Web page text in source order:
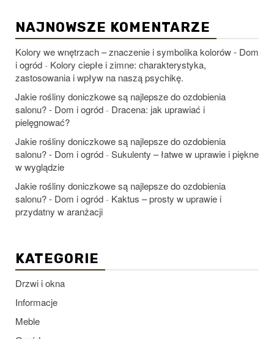
NAJNOWSZE KOMENTARZE
Kolory we wnętrzach – znaczenie i symbolika kolorów - Dom
i ogród - Kolory ciepłe i zimne: charakterystyka,
zastosowania i wpływ na naszą psychikę.
Jakie rośliny doniczkowe są najlepsze do ozdobienia
salonu? - Dom i ogród - Dracena: jak uprawiać i
pielęgnować?
Jakie rośliny doniczkowe są najlepsze do ozdobienia
salonu? - Dom i ogród - Sukulenty – łatwe w uprawie i piękne
w wyglądzie
Jakie rośliny doniczkowe są najlepsze do ozdobienia
salonu? - Dom i ogród - Kaktus – prosty w uprawie i
przydatny w aranżacji
KATEGORIE
Drzwi i okna
Informacje
Meble